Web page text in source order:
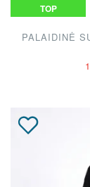
TOP
PALAIDINĖ